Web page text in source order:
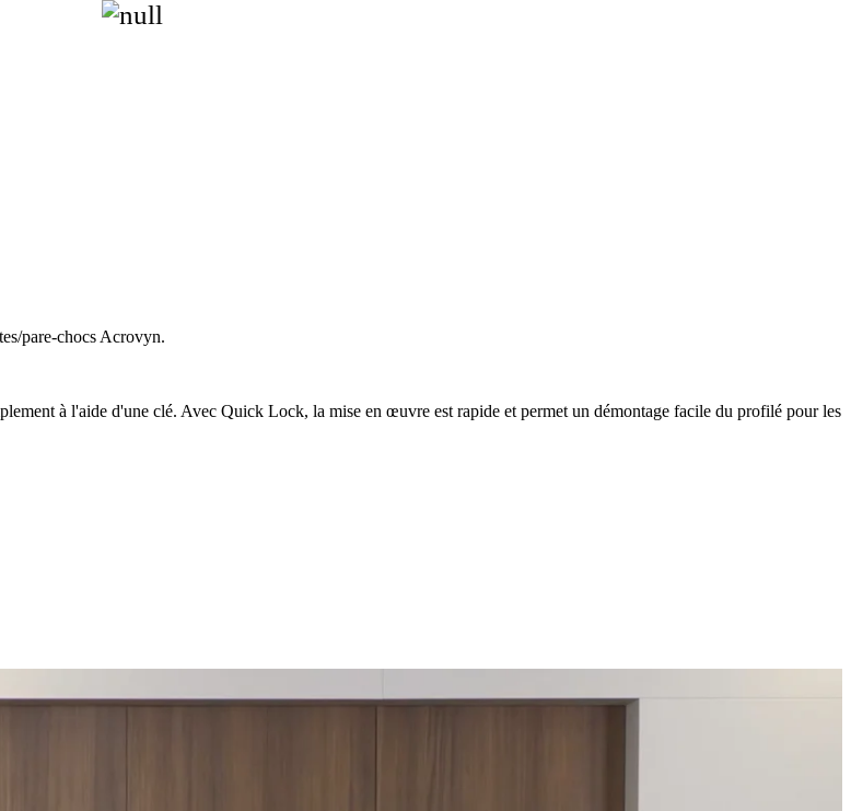
pare-chocs Acrovyn.
à l'aide d'une clé. Avec Quick Lock, la mise en œuvre est rapide et permet un démontage facile du profilé pour les